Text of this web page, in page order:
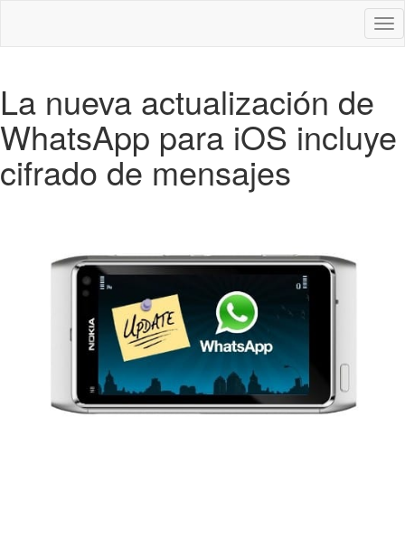
La nueva actualización de
WhatsApp para iOS incluye
cifrado de mensajes